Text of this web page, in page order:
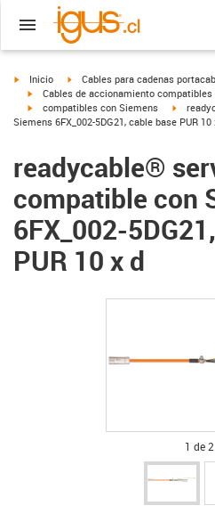
igus-icon-arrow-right
Inicio igus-icon-arrow-right
Cables para cadenas
igus-icon-arrow-right
Cables de accionamiento
igus-icon-arrow-right
compatibles con Siemens igus-
Siemens 6FX_002-5DG21, cable base PUR 10
readycable®
compatible con
6FX_002-
PUR 10 x d
1 de 2